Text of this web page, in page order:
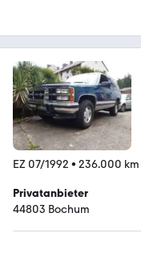
EZ 07/1992 • 236.000 km
Privatanbieter
44803 Bochum